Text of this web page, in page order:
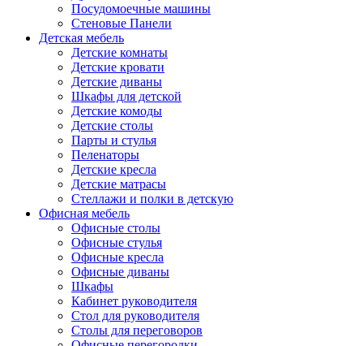
Посудомоечные машины
Стеновые Панели
Детская мебель
Детские комнаты
Детские кровати
Детские диваны
Шкафы для детской
Детские комоды
Детские столы
Парты и стулья
Пеленаторы
Детские кресла
Детские матрасы
Стеллажи и полки в детскую
Офисная мебель
Офисные столы
Офисные стулья
Офисные кресла
Офисные диваны
Шкафы
Кабинет руководителя
Стол для руководителя
Столы для переговоров